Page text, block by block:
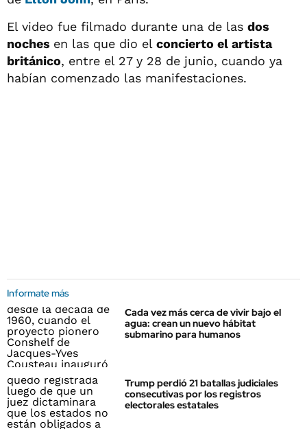
El video fue filmado durante una de las dos
noches en las que dio el concierto el artista
británico, entre el 27 y 28 de junio, cuando ya
habían comenzado las manifestaciones.
Informate más
Cada vez más cerca de vivir bajo el
agua: crean un nuevo hábitat
submarino para humanos
Trump perdió 21 batallas judiciales
consecutivas por los registros
electorales estatales